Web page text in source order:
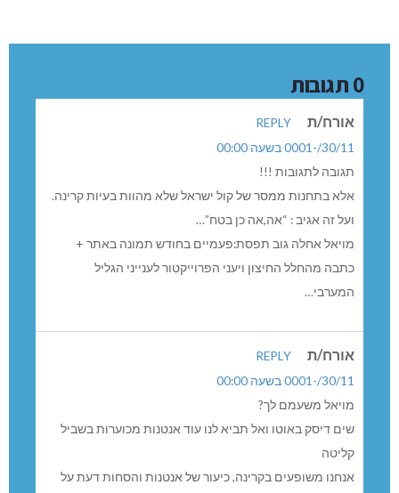
0 תגובות
אורח/ת
REPLY
30/11/-0001 בשעה 00:00
תגובה לתגובות !!!
אלא בתחנות ממסר של קול ישראל שלא מהוות בעיות קרינה.
ועל זה אגיב : “אה,אה כן בטח”…
מויאל אחלה גוב תפסת:פעמיים בחודש תמונה באתר +
כתבה מהחלל החיצון ויעני הפרוייקטור לענייני הגליל
המערבי…
אורח/ת
REPLY
30/11/-0001 בשעה 00:00
מויאל משעמם לך?
שים דיסק באוטו ואל תביא לנו עוד אנטנות מכוערות בשביל
קליטה
אנחנו משופעים בקרינה, כיעור של אנטנות והסחות דעת על